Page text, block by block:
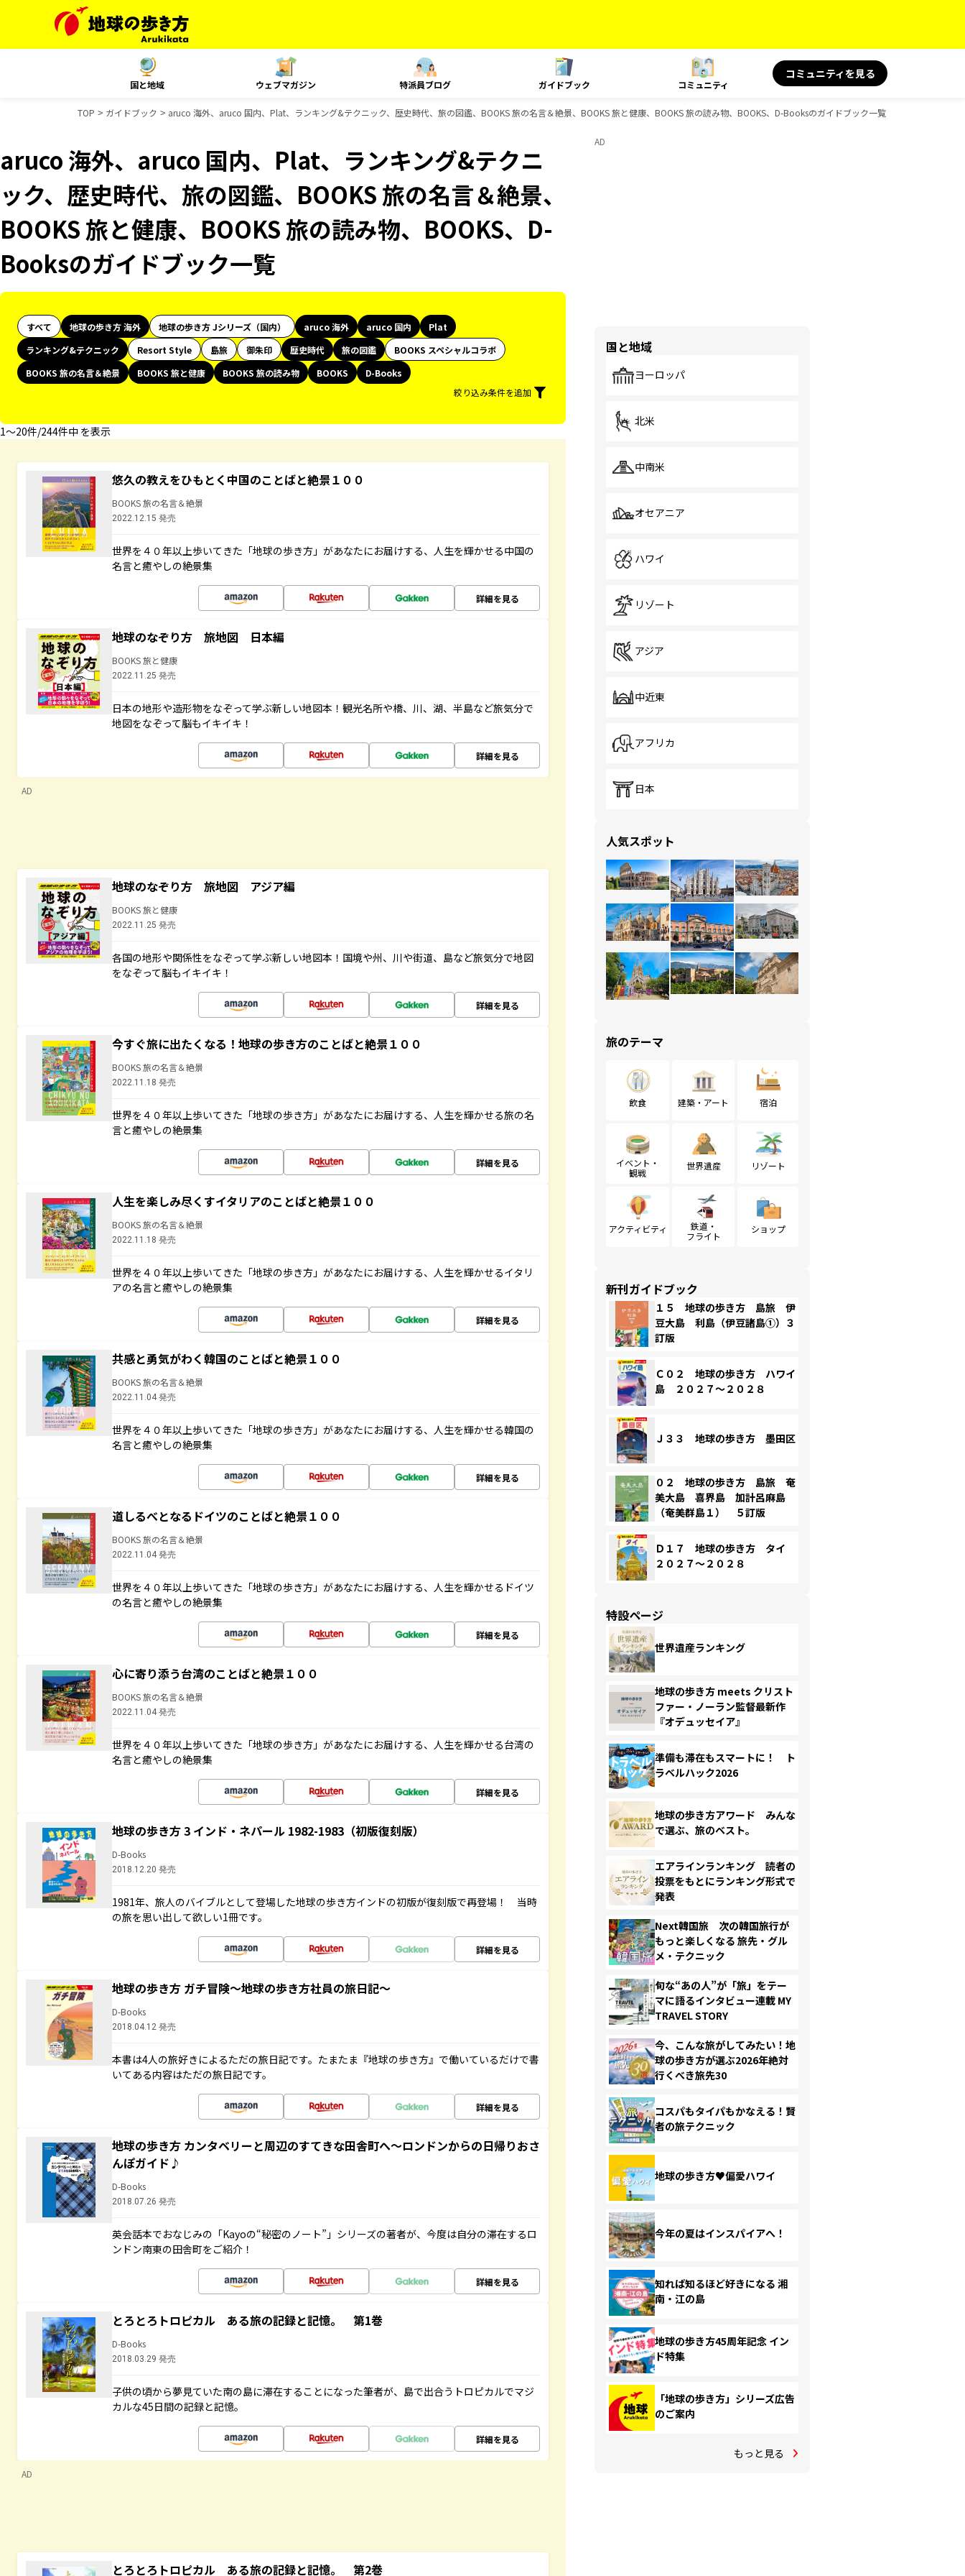
国と地域 ウェブマガジン 特派員ブログ ガイドブック コミュニティ
コミュニティを見る
TOP ガイドブック aruco 海外、aruco 国内、Plat、ランキング&テクニック、歴史時代、旅の図鑑、BOOKS 旅の名言＆絶景、BOOKS 旅と健康、BOOKS 旅の読み物、BOOKS、D-Booksのガイドブック一覧
aruco 海外、aruco 国内、Plat、ランキング&テクニ
ック、歴史時代、旅の図鑑、BOOKS 旅の名言＆絶景、
BOOKS 旅と健康、BOOKS 旅の読み物、BOOKS、D-
Booksのガイドブック一覧
すべて 地球の歩き方 海外 地球の歩き方 Jシリーズ（国内） aruco 海外 aruco 国内
Plat
ランキング&テクニック
Resort Style 島旅 御朱印 歴史時代 旅の図鑑
BOOKS スペシャルコラボ
BOOKS 旅の名言＆絶景
BOOKS 旅と健康 BOOKS 旅の読み物 BOOKS
D-Books
絞り込み条件を追加
1〜20件/244件中 を表示
悠久の教えをひもとく中国のことばと絶景１００
BOOKS 旅の名言＆絶景
2022.12.15 発売
世界を４０年以上歩いてきた「地球の歩き方」があなたにお届けする、人生を輝かせる中国の
名言と癒やしの絶景集
詳細を見る
地球のなぞり方 旅地図 日本編
BOOKS 旅と健康
2022.11.25 発売
日本の地形や造形物をなぞって学ぶ新しい地図本！観光名所や橋、川、湖、半島など旅気分で
地図をなぞって脳もイキイキ！
詳細を見る
AD
地球のなぞり方 旅地図 アジア編
BOOKS 旅と健康
2022.11.25 発売
各国の地形や関係性をなぞって学ぶ新しい地図本！国境や州、川や街道、島など旅気分で地図
をなぞって脳もイキイキ！
詳細を見る
今すぐ旅に出たくなる！地球の歩き方のことばと絶景１００
BOOKS 旅の名言＆絶景
2022.11.18 発売
世界を４０年以上歩いてきた「地球の歩き方」があなたにお届けする、人生を輝かせる旅の名
言と癒やしの絶景集
詳細を見る
人生を楽しみ尽くすイタリアのことばと絶景１００
BOOKS 旅の名言＆絶景
2022.11.18 発売
世界を４０年以上歩いてきた「地球の歩き方」があなたにお届けする、人生を輝かせるイタリ
アの名言と癒やしの絶景集
詳細を見る
共感と勇気がわく韓国のことばと絶景１００
BOOKS 旅の名言＆絶景
2022.11.04 発売
世界を４０年以上歩いてきた「地球の歩き方」があなたにお届けする、人生を輝かせる韓国の
名言と癒やしの絶景集
詳細を見る
道しるべとなるドイツのことばと絶景１００
BOOKS 旅の名言＆絶景
2022.11.04 発売
世界を４０年以上歩いてきた「地球の歩き方」があなたにお届けする、人生を輝かせるドイツ
の名言と癒やしの絶景集
詳細を見る
心に寄り添う台湾のことばと絶景１００
BOOKS 旅の名言＆絶景
2022.11.04 発売
世界を４０年以上歩いてきた「地球の歩き方」があなたにお届けする、人生を輝かせる台湾の
名言と癒やしの絶景集
詳細を見る
地球の歩き方 3 インド・ネパール 1982-1983（初版復刻版）
D-Books
2018.12.20 発売
1981年、旅人のバイブルとして登場した地球の歩き方インドの初版が復刻版で再登場！ 当時
の旅を思い出して欲しい1冊です。
詳細を見る
地球の歩き方 ガチ冒険～地球の歩き方社員の旅日記～
D-Books
2018.04.12 発売
本書は4人の旅好きによるただの旅日記です。たまたま『地球の歩き方』で働いているだけで書
いてある内容はただの旅日記です。
詳細を見る
地球の歩き方 カンタベリーと周辺のすてきな田舎町へ～ロンドンからの日帰りおさ
んぽガイド♪
D-Books
2018.07.26 発売
英会話本でおなじみの「Kayoの“秘密のノート”」シリーズの著者が、今度は自分の滞在するロ
ンドン南東の田舎町をご紹介！
詳細を見る
とろとろトロピカル ある旅の記録と記憶。 第1巻
D-Books
2018.03.29 発売
子供の頃から夢見ていた南の島に滞在することになった筆者が、島で出合うトロピカルでマジ
カルな45日間の記録と記憶。
詳細を見る
AD
とろとろトロピカル ある旅の記録と記憶。 第2巻
AD
国と地域
ヨーロッパ
北米
中南米
オセアニア
ハワイ
リゾート
アジア
中近東
アフリカ
日本
人気スポット
旅のテーマ
飲食 建築・アート 宿泊
イベント・
観戦
世界遺産 リゾート
アクティビティ
鉄道・
フライト
ショップ
新刊ガイドブック
１５ 地球の歩き方 島旅 伊
豆大島 利島（伊豆諸島①）３
訂版
Ｃ０２ 地球の歩き方 ハワイ
島 ２０２７～２０２８
Ｊ３３ 地球の歩き方 墨田区
０２ 地球の歩き方 島旅 奄
美大島 喜界島 加計呂麻島
（奄美群島１） ５訂版
Ｄ１７ 地球の歩き方 タイ
２０２７～２０２８
特設ページ
世界遺産ランキング
地球の歩き方 meets クリスト
ファー・ノーラン監督最新作
『オデュッセイア』
準備も滞在もスマートに！ ト
ラベルハック2026
地球の歩き方アワード みんな
で選ぶ、旅のベスト。
エアラインランキング 読者の
投票をもとにランキング形式で
発表
Next韓国旅 次の韓国旅行が
もっと楽しくなる 旅先・グル
メ・テクニック
旬な“あの人”が「旅」をテー
マに語るインタビュー連載 MY
TRAVEL STORY
今、こんな旅がしてみたい！地
球の歩き方が選ぶ2026年絶対
行くべき旅先30
コスパもタイパもかなえる！賢
者の旅テクニック
地球の歩き方♥偏愛ハワイ
今年の夏はインスパイアへ！
知れば知るほど好きになる 湘
南・江の島
地球の歩き方45周年記念 イン
ド特集
「地球の歩き方」シリーズ広告
のご案内
もっと見る